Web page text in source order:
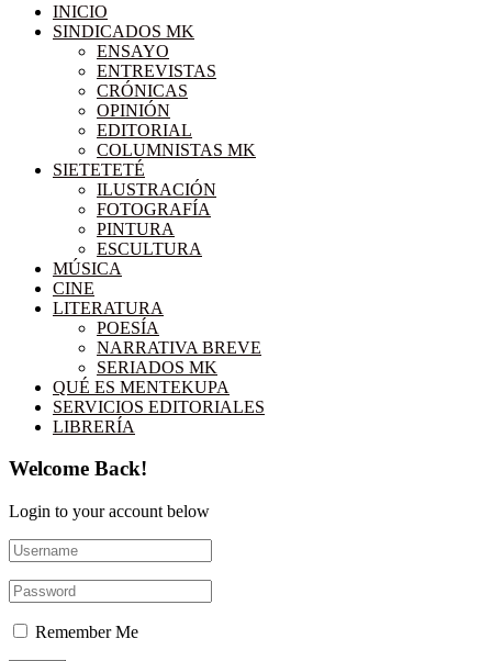
INICIO
SINDICADOS MK
ENSAYO
ENTREVISTAS
CRÓNICAS
OPINIÓN
EDITORIAL
COLUMNISTAS MK
SIETETETÉ
ILUSTRACIÓN
FOTOGRAFÍA
PINTURA
ESCULTURA
MÚSICA
CINE
LITERATURA
POESÍA
NARRATIVA BREVE
SERIADOS MK
QUÉ ES MENTEKUPA
SERVICIOS EDITORIALES
LIBRERÍA
Welcome Back!
Login to your account below
Remember Me